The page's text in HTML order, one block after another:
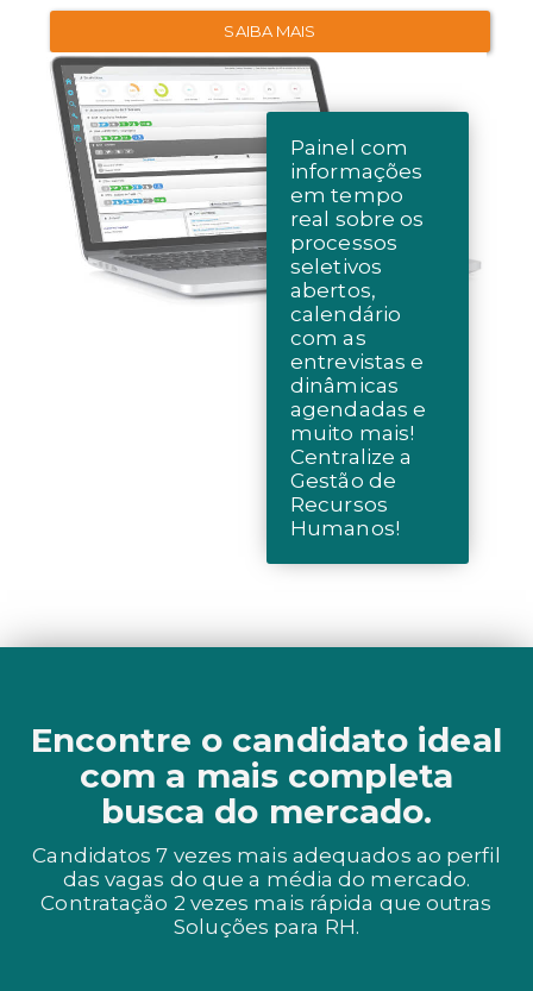
SAIBA MAIS
Painel com
informações
em tempo
real sobre os
processos
seletivos
abertos,
calendário
com as
entrevistas e
dinâmicas
agendadas e
muito mais!
Centralize a
Gestão de
Recursos
Humanos!
Encontre o candidato ideal
com a mais completa
busca do mercado.
Candidatos 7 vezes mais adequados ao perfil
das vagas do que a média do mercado.
Contratação 2 vezes mais rápida que outras
Soluções para RH.